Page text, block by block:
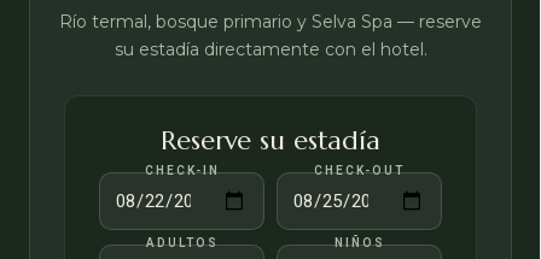
Río termal, bosque primario y Selva Spa — reserve
su estadía directamente con el hotel.
Reserve su estadía
CHECK-IN CHECK-OUT
ADULTOS NIÑOS